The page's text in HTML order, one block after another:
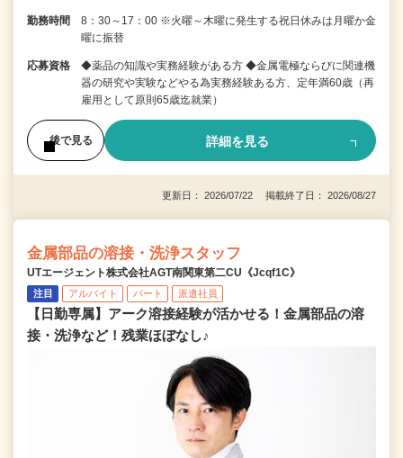
勤務時間
8：30～17：00 ※火曜～木曜に発生する祝日休みは月曜か金
曜に振替
応募資格
◆薬品の知識や実務経験がある方 ◆金属電極ならびに関連機
器の研究や実験などやる為実務経験ある方、定年満60歳（再
雇用として原則65歳迄就業）
後で見る 詳細を見る
更新日： 2026/07/22 掲載終了日： 2026/08/27
金属部品の溶接・洗浄スタッフ
UTエージェント株式会社AGT南関東第二CU《Jcqf1C》
注目 アルバイト パート 派遣社員
【日勤専属】アーク溶接経験が活かせる！金属部品の溶
接・洗浄など！残業ほぼなし♪